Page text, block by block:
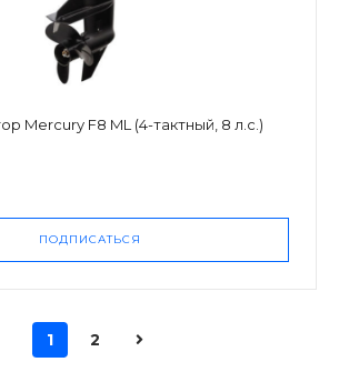
Mercury F8 ML (4-тактный, 8 л.с.)
ПОДПИСАТЬСЯ
1 2